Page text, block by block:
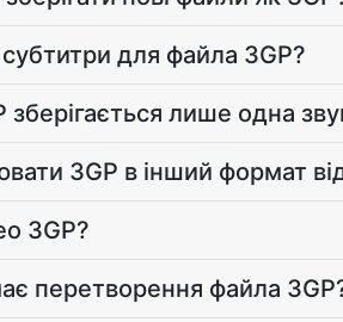
для файла 3GP?
лише одна
3GP в інший формат
3GP?
перетворення файла